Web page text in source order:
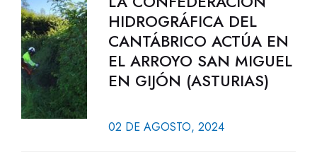
HIDROGRÁFICA DEL
CANTÁBRICO ACTÚA EN
EL ARROYO SAN MIGUEL
EN GIJÓN (ASTURIAS)
02 DE AGOSTO, 2024